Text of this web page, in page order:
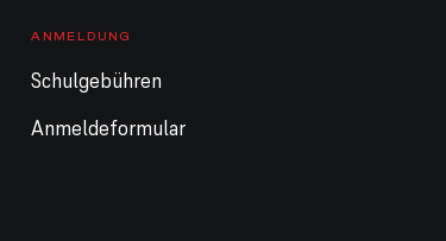
ANMELDUNG
Schulgebühren
Anmeldeformular